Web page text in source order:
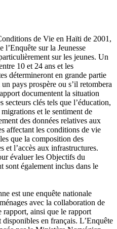
de Vie en Haïti de 2001,
l’Enquête sur la Jeunesse
sur les jeunes. Un
10 et 24 ans et les
détermineront en grande partie
pays prospère ou s’il retombera
documentent la situation
secteurs clés tels que l’éducation,
et le sentiment de
des données relatives aux
affectant les conditions de vie
que la composition des
et l’accès aux infrastructures.
évaluer les Objectifs du
également inclus dans le
est une enquête nationale
avec la collaboration de
rapport, ainsi que le rapport
disponibles en français. L’Enquête